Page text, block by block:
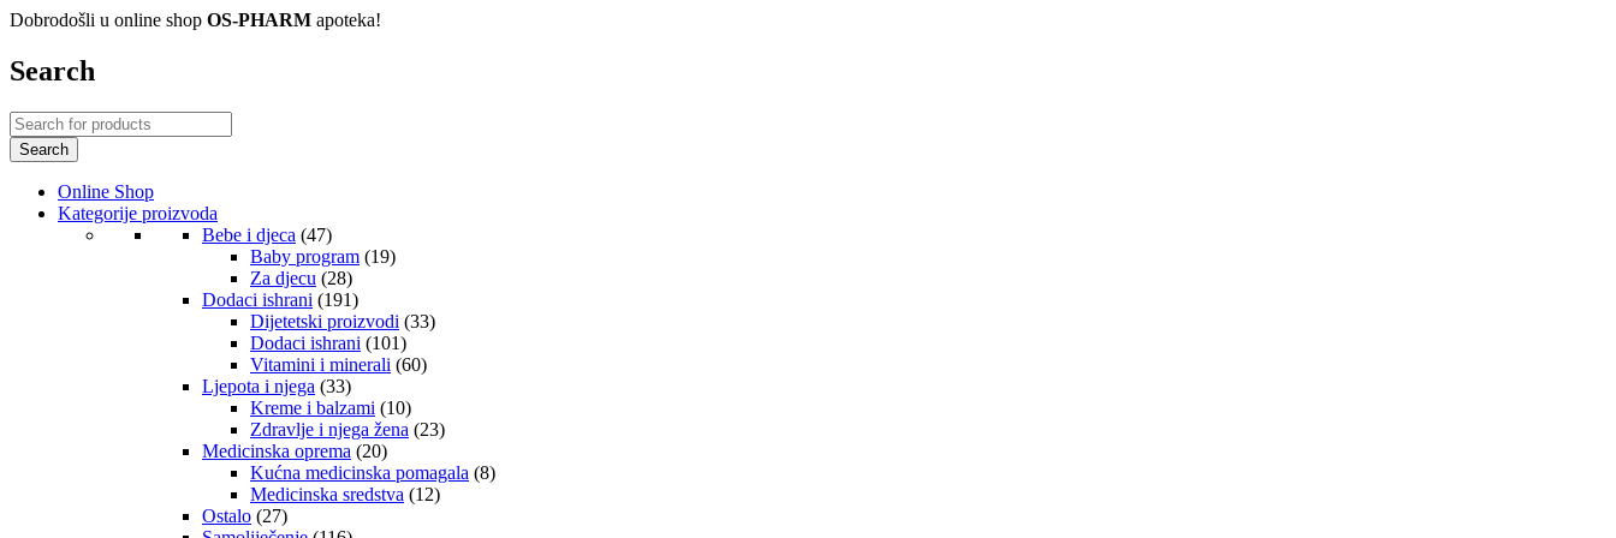
Dobrodošli u online shop OS-PHARM apoteka!
Search
Online Shop
Kategorije proizvoda
Bebe i djeca (47)
Baby program (19)
Za djecu (28)
Dodaci ishrani (191)
Dijetetski proizvodi (33)
Dodaci ishrani (101)
Vitamini i minerali (60)
Ljepota i njega (33)
Kreme i balzami (10)
Zdravlje i njega žena (23)
Medicinska oprema (20)
Kućna medicinska pomagala (8)
Medicinska sredstva (12)
Ostalo (27)